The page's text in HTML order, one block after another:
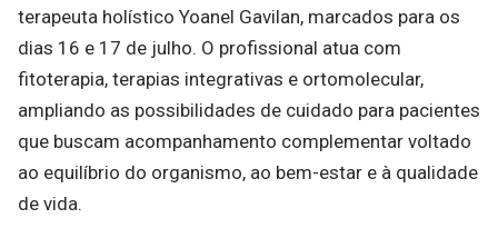
terapeuta holístico Yoanel Gavilan, marcados para os
dias 16 e 17 de julho. O profissional atua com
fitoterapia, terapias integrativas e ortomolecular,
ampliando as possibilidades de cuidado para pacientes
que buscam acompanhamento complementar voltado
ao equilíbrio do organismo, ao bem-estar e à qualidade
de vida.